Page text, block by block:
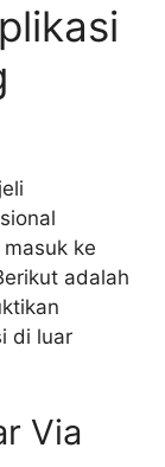
ke
adalah
di luar
Via